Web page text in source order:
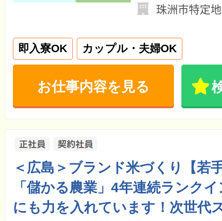
珠洲市特定
即入寮OK カップル・夫婦OK
お仕事内容を見る
＜広島＞ブランド米づくり【若
「儲かる農業」4年連続ランク
にも力を入れています！次世代